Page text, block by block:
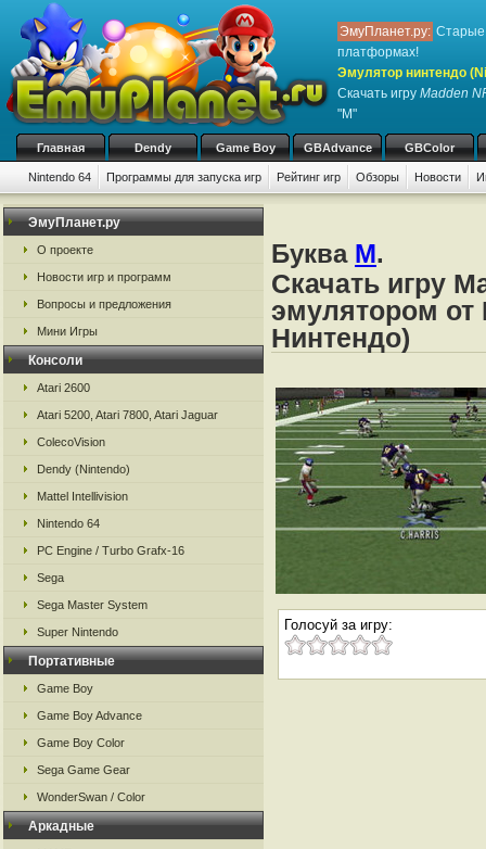
ЭмуПланет.ру: Старые
платформах!
Эмулятор нинтендо
Скачать игру Madden
"M"
Главная Dendy Game Boy GBAdvance GBColor
Nintendo 64 Программы для запуска игр Рейтинг игр Обзоры Новости
ЭмуПланет.ру
О проекте
Новости игр и программ
Вопросы и предложения
Мини Игры
Консоли
Atari 2600
Atari 5200, Atari 7800, Atari Jaguar
ColecoVision
Dendy (Nintendo)
Mattel Intellivision
Nintendo 64
PC Engine / Turbo Grafx-16
Sega
Sega Master System
Super Nintendo
Портативные
Game Boy
Game Boy Advance
Game Boy Color
Sega Game Gear
WonderSwan / Color
Аркадные
Буква M.
Скачать игру
эмулятором от
Нинтендо)
Голосуй за игру: